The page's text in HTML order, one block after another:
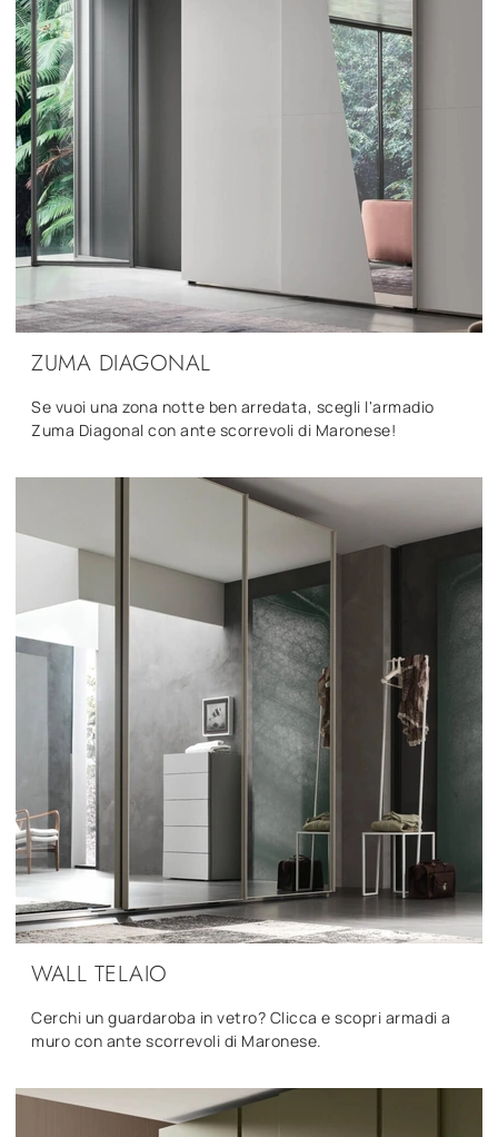
ZUMA DIAGONAL
Se vuoi una zona notte ben arredata, scegli l'armadio
Zuma Diagonal con ante scorrevoli di Maronese!
WALL TELAIO
Cerchi un guardaroba in vetro? Clicca e scopri armadi a
muro con ante scorrevoli di Maronese.